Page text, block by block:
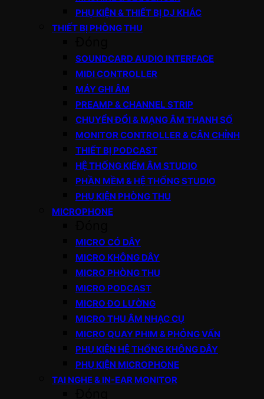
PHỤ KIỆN & THIẾT BỊ DJ KHÁC
THIẾT BỊ PHÒNG THU
SOUNDCARD AUDIO INTERFACE
MIDI CONTROLLER
MÁY GHI ÂM
PREAMP & CHANNEL STRIP
CHUYỂN ĐỔI & MẠNG ÂM THANH SỐ
MONITOR CONTROLLER & CÂN CHỈNH
THIẾT BỊ PODCAST
HỆ THỐNG KIỂM ÂM STUDIO
PHẦN MỀM & HỆ THỐNG STUDIO
PHỤ KIỆN PHÒNG THU
MICROPHONE
MICRO CÓ DÂY
MICRO KHÔNG DÂY
MICRO PHÒNG THU
MICRO PODCAST
MICRO ĐO LƯỜNG
MICRO THU ÂM NHẠC CỤ
MICRO QUAY PHIM & PHỎNG VẤN
PHỤ KIỆN HỆ THỐNG KHÔNG DÂY
PHỤ KIỆN MICROPHONE
TAI NGHE & IN-EAR MONITOR